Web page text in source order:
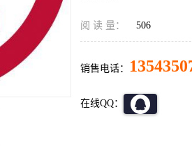
阅 读 量： 506
销售电话：
在线QQ：